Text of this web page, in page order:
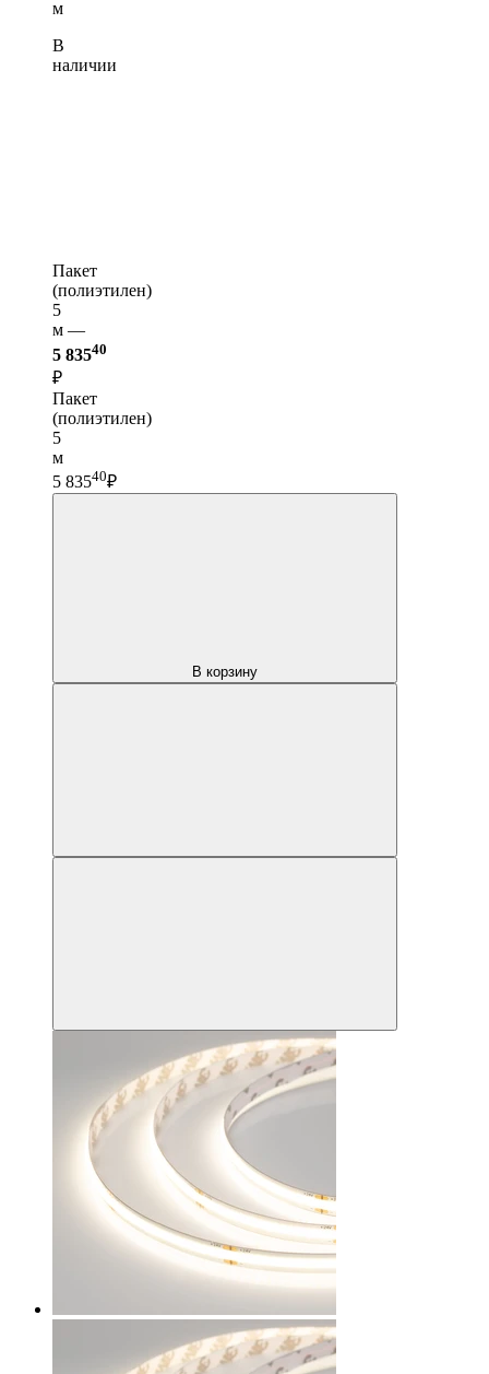
м
В
наличии
Пакет
(полиэтилен)
5
м —
5 83540
₽
Пакет
(полиэтилен)
5
м
5 83540₽
В корзину